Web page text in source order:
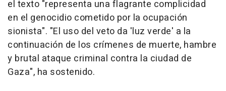
el texto "representa una flagrante complicidad
en el genocidio cometido por la ocupación
sionista". "El uso del veto da 'luz verde' a la
continuación de los crímenes de muerte, hambre
y brutal ataque criminal contra la ciudad de
Gaza", ha sostenido.